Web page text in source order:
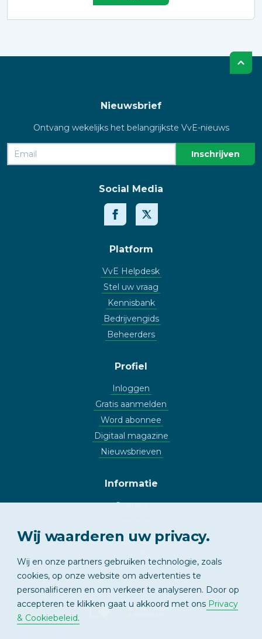
Nieuwsbrief
Ontvang wekelijks het belangrijkste VvE-nieuws
Social Media
Platform
VvE Helpdesk
Stel uw vraag
Kennisbank
Bedrijvengids
Beheerders
Profiel
Inloggen
Gratis aanmelden
Word abonnee
Digitaal magazine
Nieuwsbrieven
Informatie
Contact
Copyright
APPARTEMENT
Wij waarderen uw privacy.
Wij en onze partners gebruiken technologie, zoals
cookies, op onze website om advertenties te
personalificeren en om verkeer te analyseren. Door op
accepteren te klikken gaat u akkoord met ons Privacy
& Cookiebeleid.